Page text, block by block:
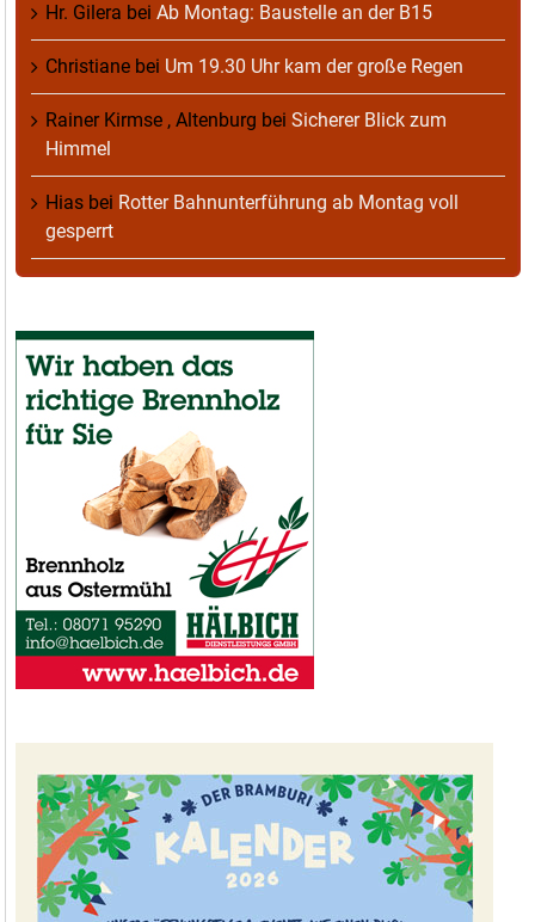
Hr. Gilera bei Ab Montag: Baustelle an der B15
Christiane bei Um 19.30 Uhr kam der große Regen
Rainer Kirmse , Altenburg bei Sicherer Blick zum
Himmel
Hias bei Rotter Bahnunterführung ab Montag voll
gesperrt